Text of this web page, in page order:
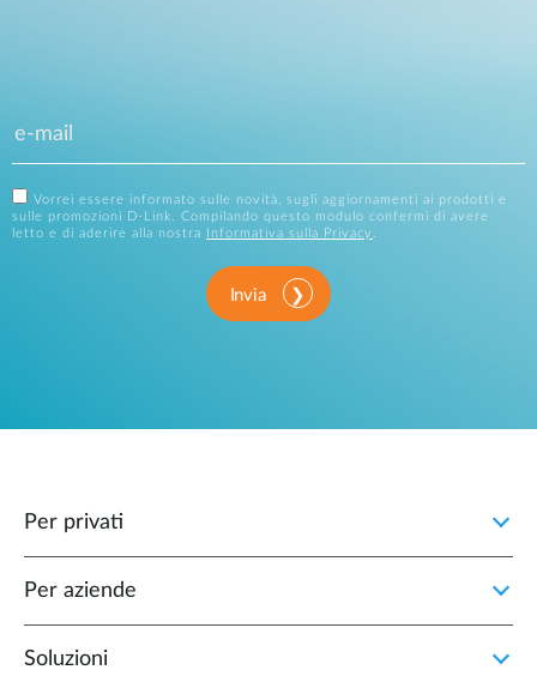
Vorrei essere informato sulle novità, sugli aggiornamenti ai prodotti e
sulle promozioni D-Link. Compilando questo modulo confermi di avere
letto e di aderire alla nostra
Informativa sulla Privacy .
Invia
Per privati
Per aziende
Soluzioni